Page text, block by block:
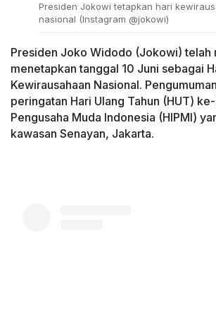
Presiden Jokowi tetapkan hari
nasional (Instagram @jokowi)
Presiden Joko Widodo (Jokowi) telah
menetapkan tanggal 10 Juni sebagai
Kewirausahaan Nasional.
peringatan Hari Ulang Tahun (HUT)
Pengusaha Muda Indonesia (HIPMI)
kawasan Senayan, Jakarta.